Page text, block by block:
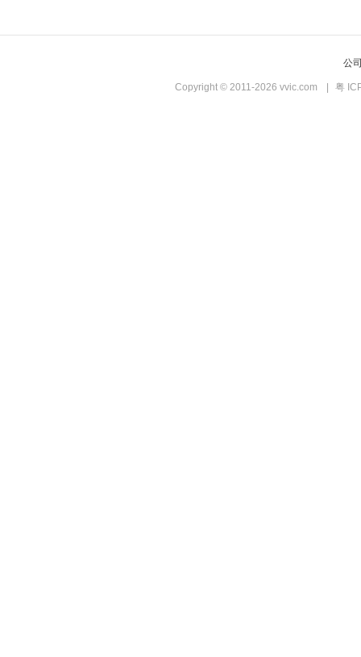
公
Copyright © 2011-2026 vvic.com 粤